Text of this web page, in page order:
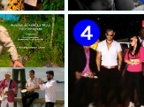
||
🟢